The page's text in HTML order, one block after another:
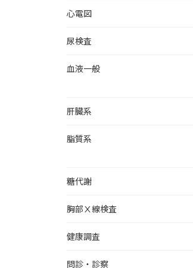
心電図
尿検査
血液一般
肝臓系
脂質系
糖代謝
胸部Ⅹ線検査
健康調査
問診・診察